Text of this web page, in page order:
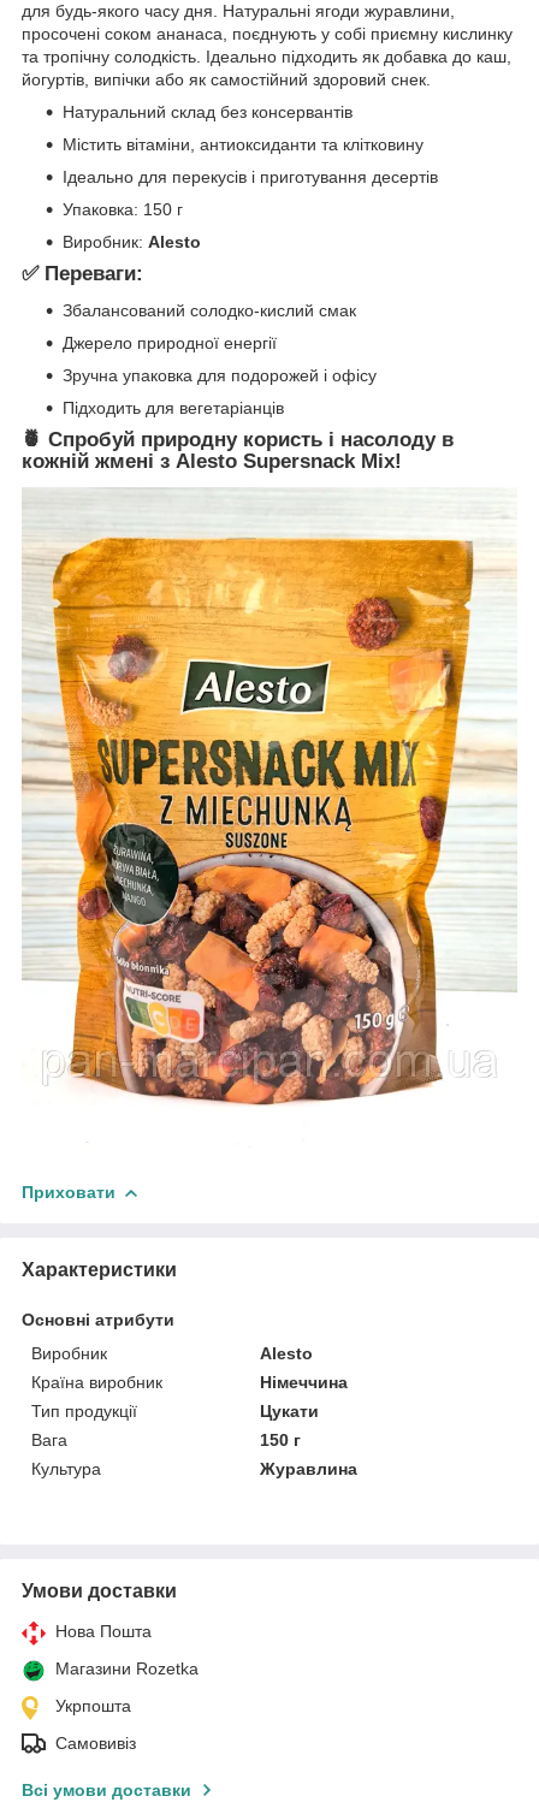
для будь-якого часу дня. Натуральні ягоди журавлини,
просочені соком ананаса, поєднують у собі приємну кислинку
та тропічну солодкість. Ідеально підходить як добавка до каш,
йогуртів, випічки або як самостійний здоровий снек.
Натуральний склад без консервантів
Містить вітаміни, антиоксиданти та клітковину
Ідеально для перекусів і приготування десертів
Упаковка: 150 г
Виробник: Alesto
✅ Переваги:
Збалансований солодко-кислий смак
Джерело природної енергії
Зручна упаковка для подорожей і офісу
Підходить для вегетаріанців
🍍 Спробуй природну користь і насолоду в
кожній жмені з Alesto Supersnack Mix!
Приховати
Характеристики
Основні атрибути
Виробник
Alesto
Країна виробник
Німеччина
Тип продукції
Цукати
Вага
150 г
Культура
Журавлина
Умови доставки
Нова Пошта
Магазини Rozetka
Укрпошта
Самовивіз
Всі умови доставки